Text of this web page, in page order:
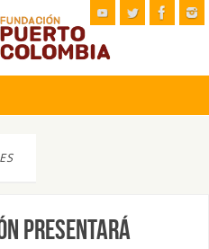
PRESENTARÁ